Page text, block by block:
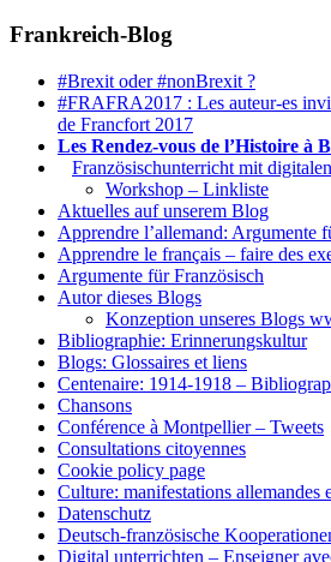
Frankreich-Blog
#Brexit oder #nonBrexit ?
#FRAFRA2017 : Les auteur-es
de Francfort 2017
Les Rendez-vous de l’Histoire à
Französischunterricht mit
Workshop – Linkliste
Aktuelles auf unserem Blog
Apprendre l’allemand: Argumente
Apprendre le français – faire des
Argumente für Französisch
Autor dieses Blogs
Konzeption unseres Blogs
Bibliographie: Erinnerungskultur
Blogs: Glossaires et liens
Centenaire: 1914-1918 –
Chansons
Conférence à Montpellier – Tweets
Consultations citoyennes
Cookie policy page
Culture: manifestations allemandes
Datenschutz
Deutsch-französische
Digital unterrichten – Enseigner